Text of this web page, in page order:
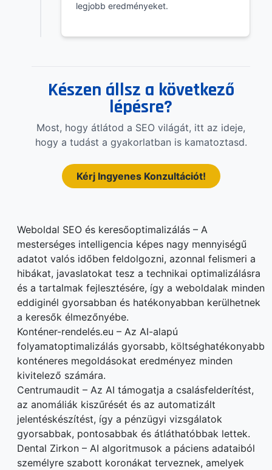
legjobb eredményeket.
Készen állsz a következő
lépésre?
Most, hogy átlátod a SEO világát, itt az ideje,
hogy a tudást a gyakorlatban is kamatoztasd.
Kérj Ingyenes Konzultációt!
Weboldal SEO és keresőoptimalizálás – A
mesterséges intelligencia képes nagy mennyiségű
adatot valós időben feldolgozni, azonnal felismeri a
hibákat, javaslatokat tesz a technikai optimalizálásra
és a tartalmak fejlesztésére, így a weboldalak minden
eddiginél gyorsabban és hatékonyabban kerülhetnek
a keresők élmezőnyébe.
Konténer-rendelés.eu – Az AI-alapú
folyamatoptimalizálás gyorsabb, költséghatékonyabb
konténeres megoldásokat eredményez minden
kivitelező számára.
Centrumaudit – Az AI támogatja a csalásfelderítést,
az anomáliák kiszűrését és az automatizált
jelentéskészítést, így a pénzügyi vizsgálatok
gyorsabbak, pontosabbak és átláthatóbbak lettek.
Dental Zirkon – AI algoritmusok a páciens adataiból
személyre szabott koronákat terveznek, amelyek